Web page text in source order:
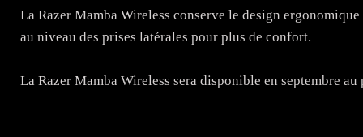
La Razer Mamba Wireless conserve le design
au niveau des prises latérales pour plus de confort.
La Razer Mamba Wireless sera disponible en septembre